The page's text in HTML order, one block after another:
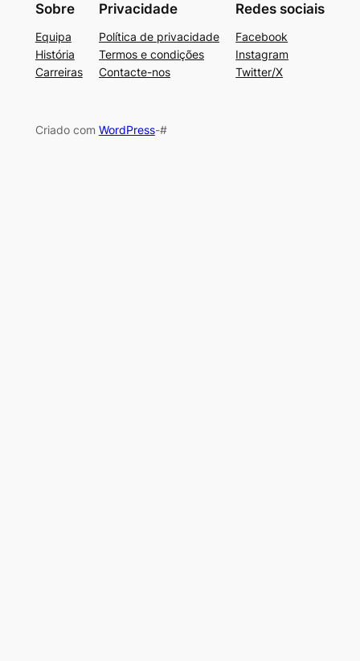
Sobre
Equipa
História
Carreiras
Privacidade
Política de privacidade
Termos e condições
Contacte-nos
Redes sociais
Facebook
Instagram
Twitter/X
Criado com WordPress-#